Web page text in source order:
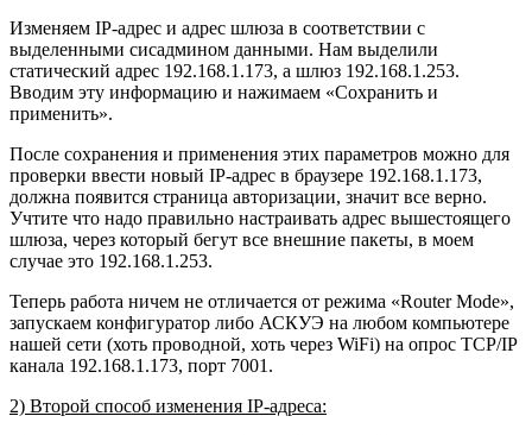
Изменяем IP-адрес и адрес шлюза в соответствии с
выделенными сисадмином данными. Нам выделили
статический адрес 192.168.1.173, а шлюз 192.168.1.253.
Вводим эту информацию и нажимаем «Сохранить и
применить».
После сохранения и применения этих параметров можно для
проверки ввести новый IP-адрес в браузере 192.168.1.173,
должна появится страница авторизации, значит все верно.
Учтите что надо правильно настраивать адрес вышестоящего
шлюза, через который бегут все внешние пакеты, в моем
случае это 192.168.1.253.
Теперь работа ничем не отличается от режима «Router Mode»,
запускаем конфигуратор либо АСКУЭ на любом компьютере
нашей сети (хоть проводной, хоть через WiFi) на опрос TCP/IP
канала 192.168.1.173, порт 7001.
2) Второй способ изменения IP-адреса: